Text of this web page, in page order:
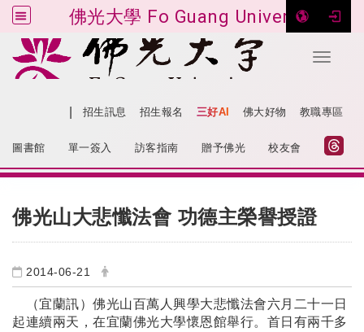
佛光大學 Fo Guang University
Toggle
跳到主要內容
招生訊息 招生報名 三好AI 佛大好物 教職專區
圖書館 單一簽入 訪客指南 贈予佛光 校友會
佛光山大悲懺法會 功德主榮譽授證
2014-06-21
（宜蘭訊）佛光山百萬人興學大悲懺法會六月二十一日
起連續兩天，在宜蘭佛光大學懷恩館舉行。首日有兩千多